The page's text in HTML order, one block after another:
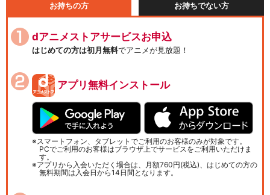
お持ちの方
お持ちでない方
dアニメストアサービスお申込
はじめての方は初月無料でアニメが見放題！
アプリ無料インストール
スマートフォン、タブレットでご利用のお客様のみが対象です。
PCでご利用のお客様はブラウザ上でサービスをご利用いただけま
す。
アプリから入会いただく場合は、月額760円(税込)、はじめての方の
無料期間は入会日から14日間となります。